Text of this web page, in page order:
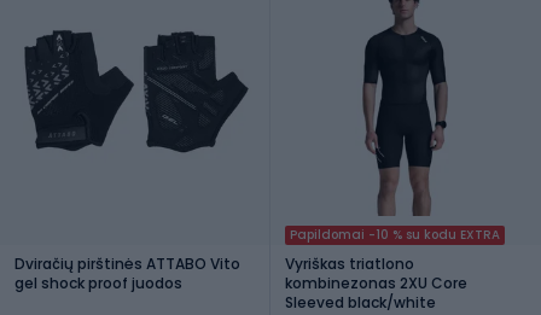
Dviračių pirštinės ATTABO Vito
gel shock proof juodos
Papildomai -10 % su kodu EXTRA
Vyriškas triatlono
kombinezonas 2XU Core
Sleeved black/white